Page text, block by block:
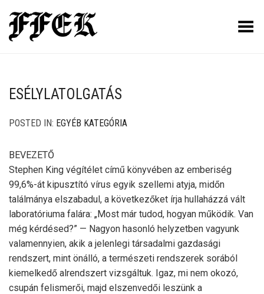
Toggle Menu
ESÉLYLATOLGATÁS
POSTED IN: EGYÉB KATEGÓRIA
BEVEZETŐ
Stephen King végítélet című könyvében az emberiség
99,6%-át kipusztító vírus egyik szellemi atyja, midőn
találmánya elszabadul, a következőket írja hullaházzá vált
laboratóriuma falára: „Most már tudod, hogyan működik. Van
még kérdésed?” — Nagyon hasonló helyzetben vagyunk
valamennyien, akik a jelenlegi társadalmi gazdasági
rendszert, mint önálló, a természeti rendszerek sorából
kiemelkedő alrendszert vizsgáltuk. Igaz, mi nem okozó,
csupán felismerői, majd elszenvedői leszünk a